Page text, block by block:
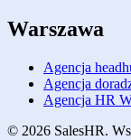
Warszawa
Agencja
Agencja
Agencja HR
© 2026 SalesHR.